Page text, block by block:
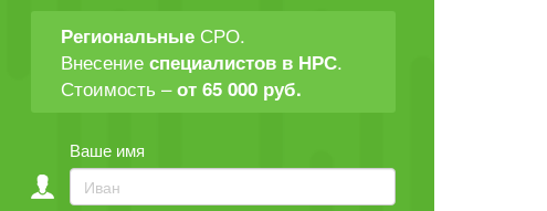
Региональные СРО.
Внесение специалистов в НРС.
Стоимость –от 65 000 руб.
Ваше имя